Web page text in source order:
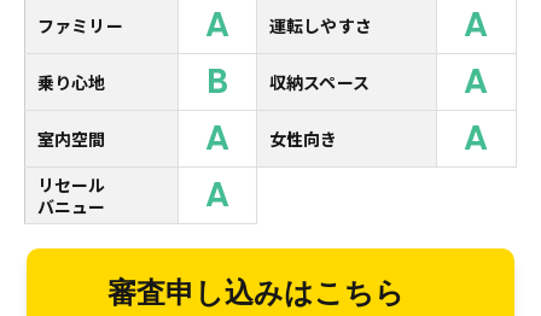
ファミリー A 運転しやすさ A
乗り心地 B 収納スペース A
室内空間 A 女性向き A
リセール
バニュー
A
審査申し込みはこちら